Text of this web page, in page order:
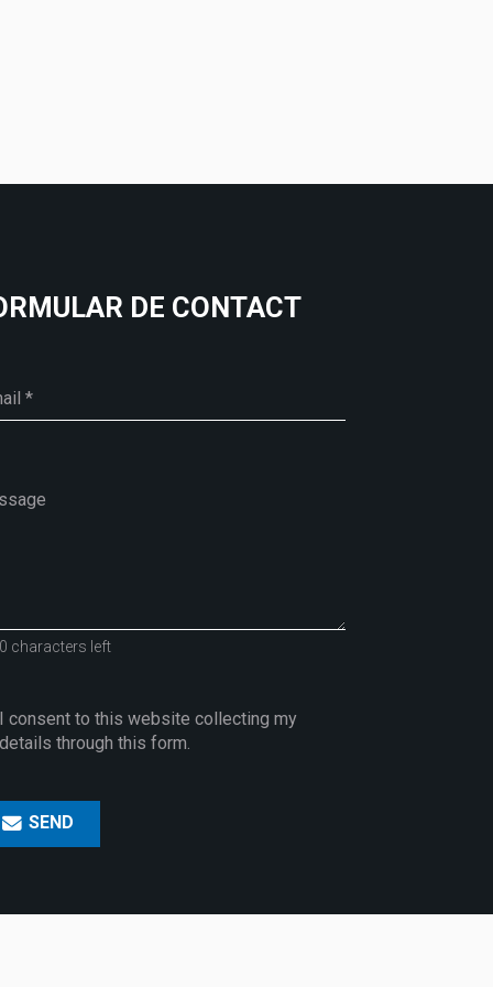
DE CONTACT
characters left
I consent to this website collecting my
details through this form.
SEND